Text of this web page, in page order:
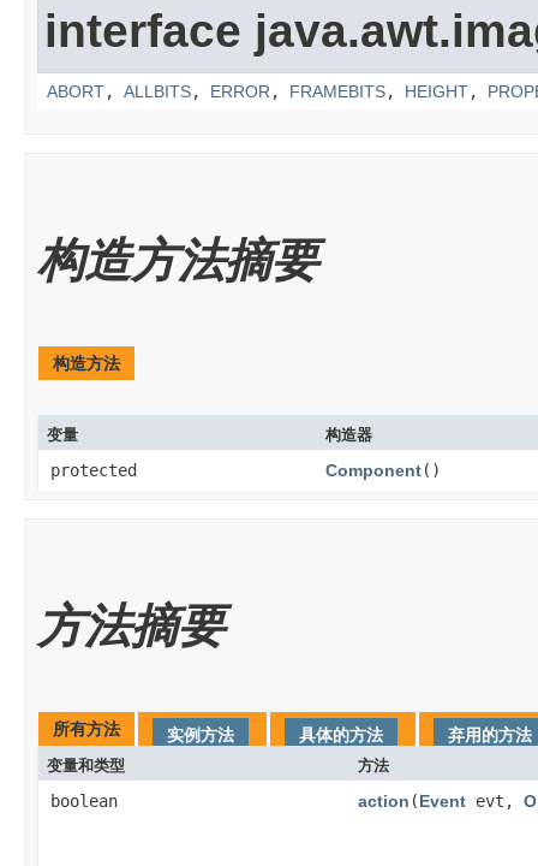
interface
ABORT, ALLBITS, ERROR , FRAMEBITS, HEIGHT,
构造方法摘要
构造方法
变量 构造器
protected Component()
方法摘要
所有方法 实例方法 具体的方法 弃用的方法
变量和类型 方法
boolean action ​(Event evt,